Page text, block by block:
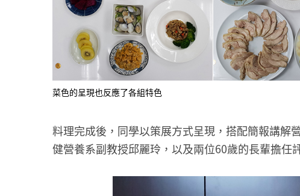
菜色的呈現也反應了各組特色
料理完成後，同學以策展方式呈現，搭配簡報講解
健營養系副教授邱麗玲，以及兩位60歲的長輩擔任